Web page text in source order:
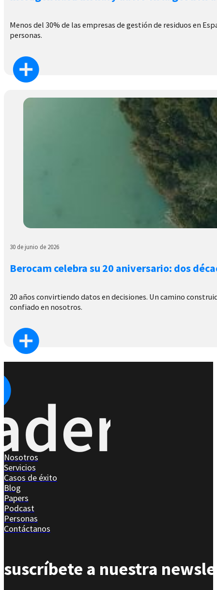
Menos del 30% de las empresas de gestión de residuos en
personas.
30 de junio de 2026
Berocam celebra su 20 aniversario: dos
20 años convirtiendo datos en decisiones. Un camino
confiado en nosotros.
Nosotros
Servicios
Casos de éxito
Blog
Papers
Podcast
Personas
Contáctanos
suscríbete a nuestra